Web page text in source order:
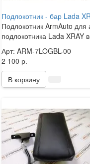
Подлокотник - бар Lada
Подлокотник ArmAuto
подлокотника Lada XRAY
Арт: ARM-7LOGBL-00
2 100 р.
В корзину